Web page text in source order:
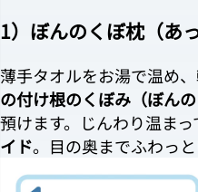
1）ぼんのくぼ枕（あ
薄手タオルをお湯で温め
の付け根のくぼみ（ぼんの
預けます。じんわり温まっ
イド。目の奥までふわっ